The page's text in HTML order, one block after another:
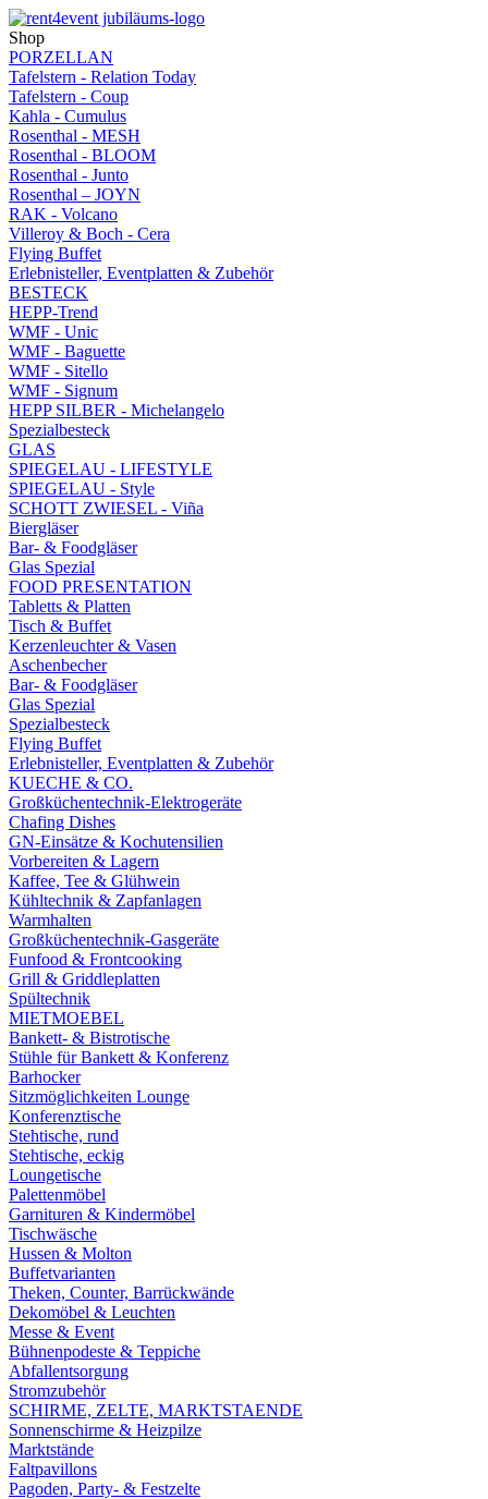
Shop
PORZELLAN
Tafelstern - Relation Today
Tafelstern - Coup
Kahla - Cumulus
Rosenthal - MESH
Rosenthal - BLOOM
Rosenthal - Junto
Rosenthal – JOYN
RAK - Volcano
Villeroy & Boch - Cera
Flying Buffet
Erlebnisteller, Eventplatten & Zubehör
BESTECK
HEPP-Trend
WMF - Unic
WMF - Baguette
WMF - Sitello
WMF - Signum
HEPP SILBER - Michelangelo
Spezialbesteck
GLAS
SPIEGELAU - LIFESTYLE
SPIEGELAU - Style
SCHOTT ZWIESEL - Viña
Biergläser
Bar- & Foodgläser
Glas Spezial
FOOD PRESENTATION
Tabletts & Platten
Tisch & Buffet
Kerzenleuchter & Vasen
Aschenbecher
Bar- & Foodgläser
Glas Spezial
Spezialbesteck
Flying Buffet
Erlebnisteller, Eventplatten & Zubehör
KUECHE & CO.
Großküchentechnik-Elektrogeräte
Chafing Dishes
GN-Einsätze & Kochutensilien
Vorbereiten & Lagern
Kaffee, Tee & Glühwein
Kühltechnik & Zapfanlagen
Warmhalten
Großküchentechnik-Gasgeräte
Funfood & Frontcooking
Grill & Griddleplatten
Spültechnik
MIETMOEBEL
Bankett- & Bistrotische
Stühle für Bankett & Konferenz
Barhocker
Sitzmöglichkeiten Lounge
Konferenztische
Stehtische, rund
Stehtische, eckig
Loungetische
Palettenmöbel
Garnituren & Kindermöbel
Tischwäsche
Hussen & Molton
Buffetvarianten
Theken, Counter, Barrückwände
Dekomöbel & Leuchten
Messe & Event
Bühnenpodeste & Teppiche
Abfallentsorgung
Stromzubehör
SCHIRME, ZELTE, MARKTSTAENDE
Sonnenschirme & Heizpilze
Marktstände
Faltpavillons
Pagoden, Party- & Festzelte